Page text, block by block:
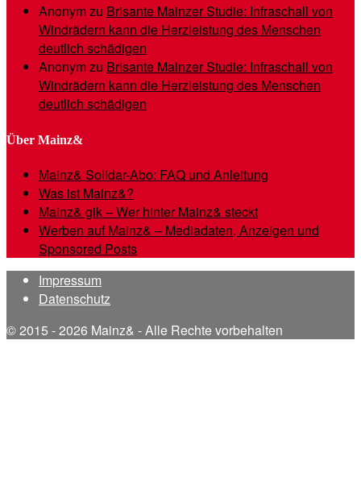
Anonymzu Brisante Mainzer Studie: Infraschall von
Windrädern kann die Herzleistung des Menschen
deutlich schädigen
Anonymzu Brisante Mainzer Studie: Infraschall von
Windrädern kann die Herzleistung des Menschen
deutlich schädigen
Über Mainz&
Mainz& Solidar-Abo: FAQ und Anleitung
Was ist Mainz&?
Mainz& gik – Wer hinter Mainz& steckt
Werben auf Mainz& – Mediadaten, Anzeigen und
Sponsored Posts
Impressum
Datenschutz
© 2015 - 2026 Mainz& - Alle Rechte vorbehalten